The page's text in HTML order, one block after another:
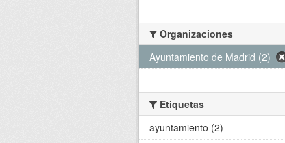
Organizaciones
Ayuntamiento de Madrid (2)
Etiquetas
ayuntamiento (2)